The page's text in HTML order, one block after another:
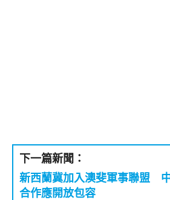
下一篇新聞：
新西蘭冀加入澳斐軍事聯盟
合作應開放包容